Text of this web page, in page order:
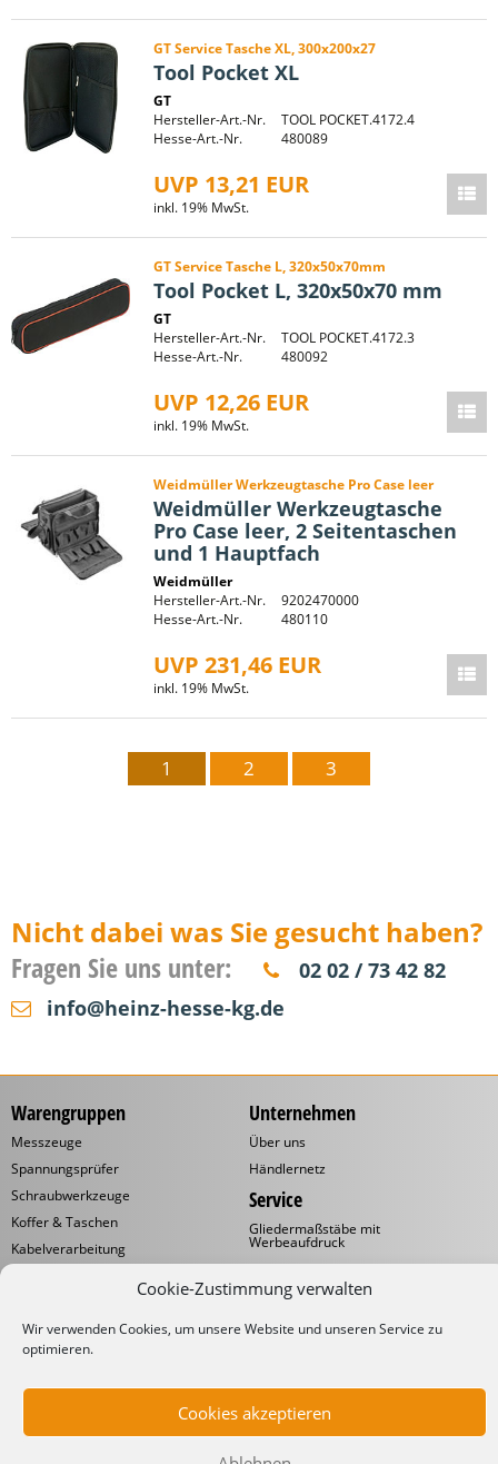
Cookie-Zustimmung verwalten
Wir verwenden Cookies, um unsere Website und unseren Service zu
optimieren.
Cookies akzeptieren
GT Service Tasche XL, 300x200x27
Tool Pocket XL
GT
Hersteller-Art.-Nr.
TOOL POCKET.4172.4
Hesse-Art.-Nr.
480089
UVP 13,21 EUR
inkl. 19% MwSt.
GT Service Tasche L, 320x50x70mm
Tool Pocket L, 320x50x70 mm
GT
Hersteller-Art.-Nr.
TOOL POCKET.4172.3
Hesse-Art.-Nr.
480092
UVP 12,26 EUR
inkl. 19% MwSt.
Weidmüller Werkzeugtasche Pro Case leer
Weidmüller Werkzeugtasche
Pro Case leer, 2 Seitentaschen
und 1 Hauptfach
Weidmüller
Hersteller-Art.-Nr.
9202470000
Hesse-Art.-Nr.
480110
UVP 231,46 EUR
inkl. 19% MwSt.
1 2 3
Nicht dabei was Sie gesucht haben?
Fragen Sie uns unter:
02 02 / 73 42 82
info@heinz-hesse-kg.de
Warengruppen
Messzeuge
Spannungsprüfer
Schraubwerkzeuge
Koffer & Taschen
Kabelverarbeitung
Industrielampen
Werkstattbedarf
Unternehmen
Über uns
Händlernetz
Service
Gliedermaßstäbe mit
Werbeaufdruck
Katalog
Downloads
Informationen
Datenschutzerklärung